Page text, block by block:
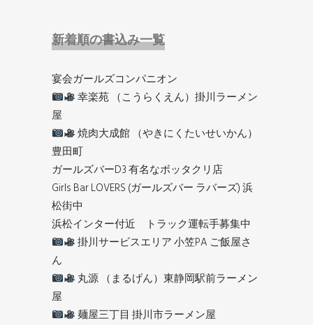
新着順の書込み一覧
宴会ガールズコンパニオン
幸楽苑 （こうらくえん）掛川ラーメン
屋
焼肉大成館 （やきにくたいせいかん）
豊田町
ガールズバーD3 有名なボッタクリ店
Girls Bar LOVERS (ガールズバー ラバーズ) 浜
松街中
浜松インター付近 トラック運転手募集中
掛川サービスエリア 小笠PA ご飯屋さ
ん
丸源 （まるげん）東静岡駅前ラーメン
屋
麺屋三丁目 掛川市ラーメン屋